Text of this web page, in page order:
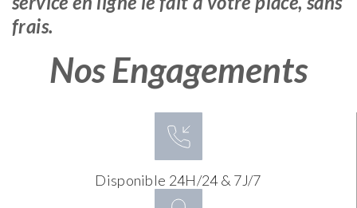
frais.
Nos Engagements
Disponible 24H/24 & 7J/7